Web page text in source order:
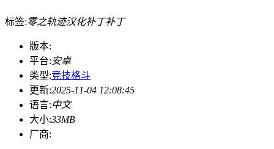
标签:零之轨迹汉化补丁补丁
版本:
平台:安卓
类型:竞技格斗
更新:2025-11-04 12:08:45
语言:中文
大小:33MB
厂商: